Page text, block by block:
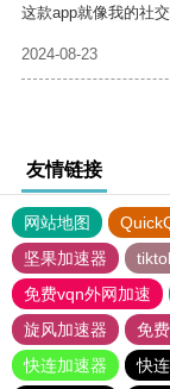
这款app就像我的社
2024-08-23
友情链接
网站地图
坚果加速器
免费vqn外网加速
旋风加速器
免
快连加速器
快